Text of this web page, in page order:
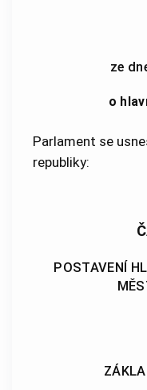
ze
o
Parlament se
republiky:
POSTAVENÍ